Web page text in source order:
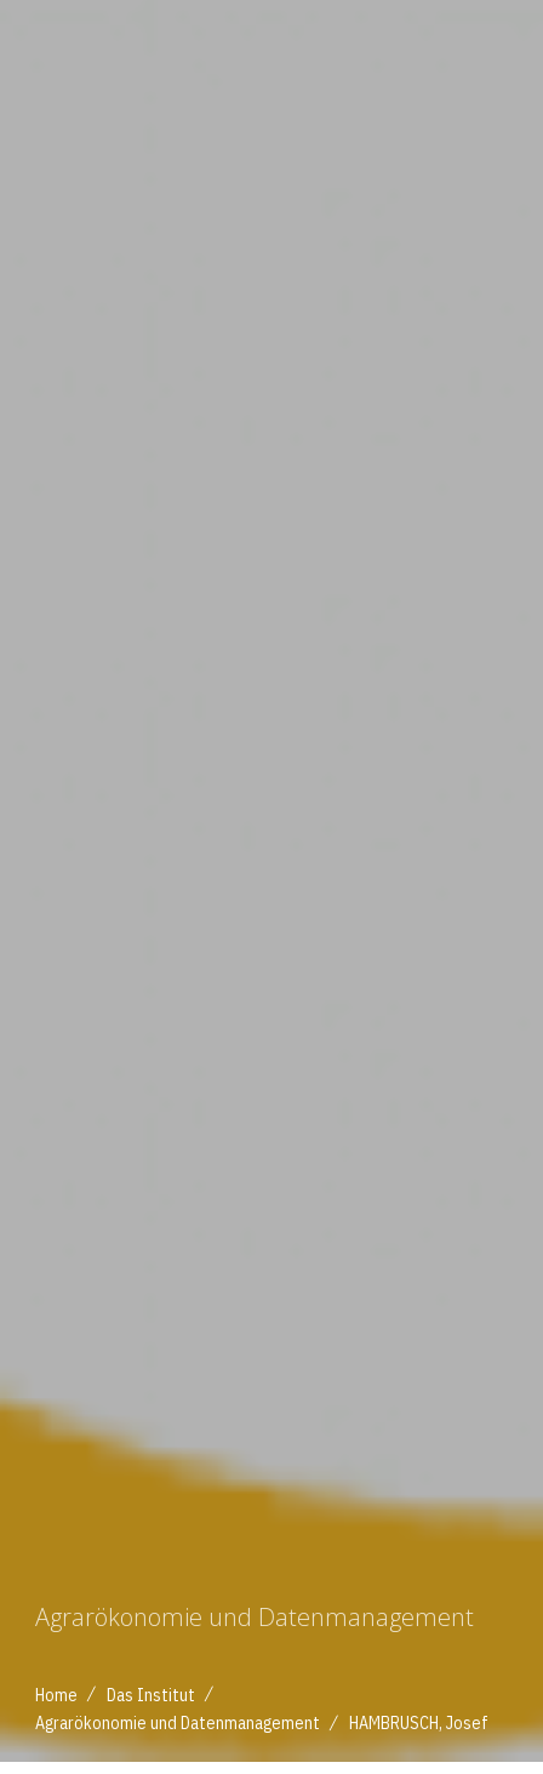
Agrarökonomie und Datenmanagement
Home / Das Institut /
Agrarökonomie und Datenmanagement / HAMBRUSCH, Josef